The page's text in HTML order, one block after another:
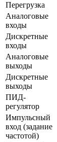
Перегрузка
Аналоговые
входы
Дискретные
входы
Аналоговые
выходы
Дискретные
выходы
ПИД-
регулятор
Импульсный
вход (задание
частотой)